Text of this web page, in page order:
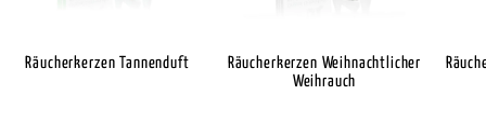
Räucherkerzen Tannenduft
Räucherkerzen Weihnachtlicher
Weihrauch